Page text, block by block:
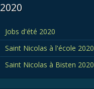
2020
Jobs d'été 2020
Saint Nicolas à l'école 2020
Saint Nicolas à Bisten 2020